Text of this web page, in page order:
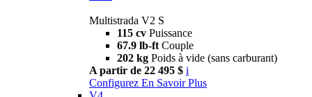
Multistrada V2 S
115 cv Puissance
67.9 lb-ft Couple
202 kg Poids à vide (sans carburant)
A partir de 22 495 $ i
Configurez En Savoir Plus